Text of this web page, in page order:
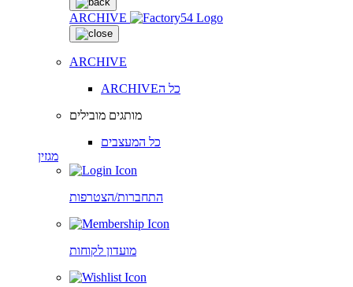
ARCHIVE
ARCHIVE
ARCHIVEכל ה
מותגים מובילים
כל המעצבים
מגזין
התחברות/הצטרפות
מועדון לקוחות